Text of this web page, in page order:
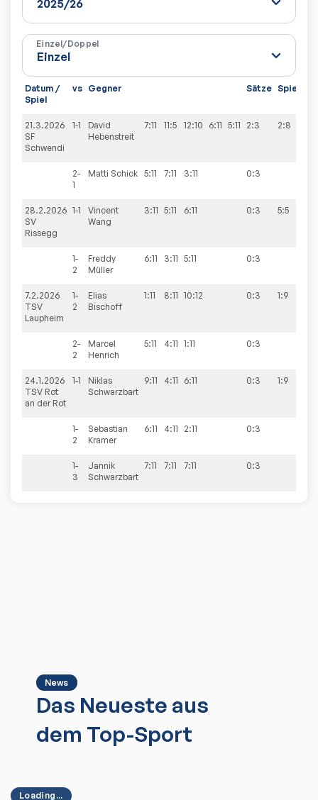
Einzel/Doppel
Datum /
Spiel
vs Gegner Sätze Spiele
21.3.2026
SF
Schwendi
1-1
David
Hebenstreit
7:11 11:5 12:10 6:11 5:11 2:3 2:8
2-
1
Matti Schick 5:11 7:11 3:11 0:3
28.2.2026
SV
Rissegg
1-1
Vincent
Wang
3:11 5:11 6:11 0:3 5:5
1-
2
Freddy
Müller
6:11 3:11 5:11 0:3
7.2.2026
TSV
Laupheim
1-
2
Elias
Bischoff
1:11 8:11 10:12 0:3 1:9
2-
2
Marcel
Henrich
5:11 4:11 1:11 0:3
24.1.2026
TSV Rot
an der Rot
1-1
Niklas
Schwarzbart
9:11 4:11 6:11 0:3 1:9
1-
2
Sebastian
Kramer
6:11 4:11 2:11 0:3
1-
3
Jannik
Schwarzbart
7:11 7:11 7:11 0:3
News
Das Neueste aus
dem Top-Sport
Loading...